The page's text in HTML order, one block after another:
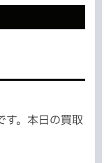
す。本日の買取